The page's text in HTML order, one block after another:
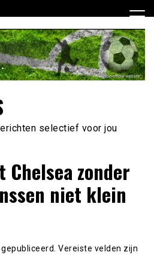
selectief voor jou
zonder
niet klein
Vereiste velden zijn